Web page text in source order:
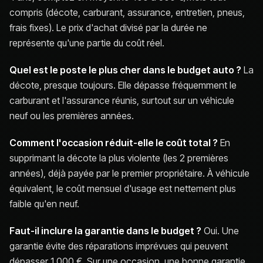
compris (décote, carburant, assurance, entretien, pneus,
frais fixes). Le prix d'achat divisé par la durée ne
représente qu'une partie du coût réel.
Quel est le poste le plus cher dans le budget auto ? La
décote, presque toujours. Elle dépasse fréquemment le
carburant et l'assurance réunis, surtout sur un véhicule
neuf ou les premières années.
Comment l'occasion réduit-elle le coût total ? En
supprimant la décote la plus violente (les 2 premières
années), déjà payée par le premier propriétaire. À véhicule
équivalent, le coût mensuel d'usage est nettement plus
faible qu'en neuf.
Faut-il inclure la garantie dans le budget ? Oui. Une
garantie évite des réparations imprévues qui peuvent